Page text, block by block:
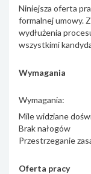
Niniejsza oferta
formalnej umowy.
wydłużenia
wszystkimi
Wymagania
Wymagania:
Mile widziane
Brak nałogów
Przestrzeganie
Oferta pracy